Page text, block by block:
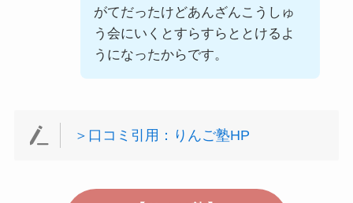
がてだったけどあんざんこうしゅ
う会にいくとすらすらととけるよ
うになったからです。
＞口コミ引用：りんご塾HP